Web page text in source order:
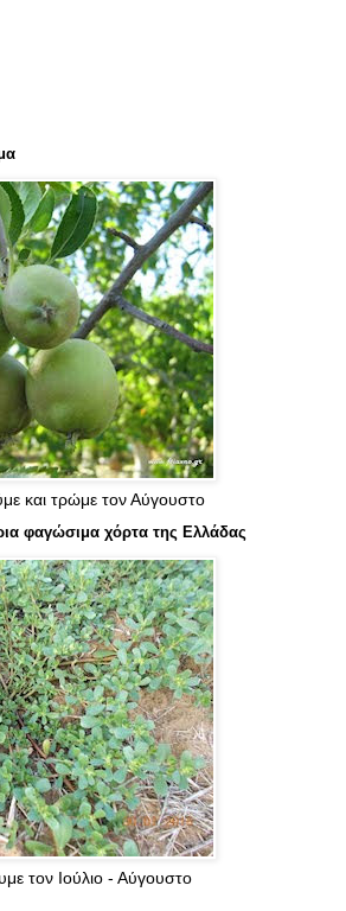
και τρώμε τον Αύγουστο
φαγώσιμα χόρτα της Ελλάδας
τον Ιούλιο - Αύγουστο